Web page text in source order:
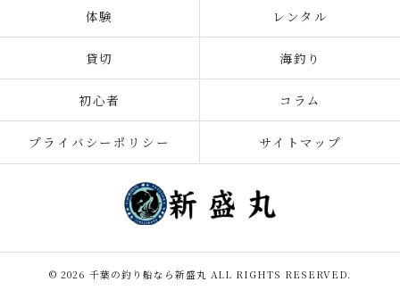
体験 レンタル
貸切 海釣り
初心者 コラム
プライバシーポリシー サイトマップ
© 2026 千葉の釣り船なら新盛丸 ALL RIGHTS RESERVED.